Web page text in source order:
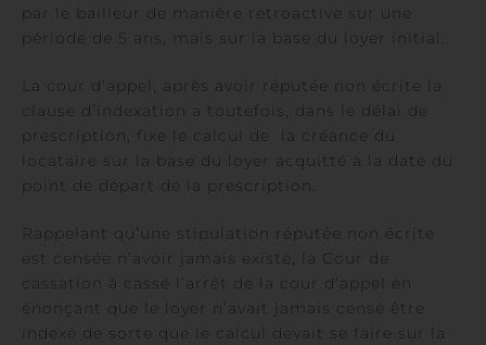
par le bailleur de manière rétroactive sur une
période de 5 ans, mais sur la base du loyer initial.
La cour d’appel, après avoir réputée non écrite la
clause d’indexation a toutefois, dans le délai de
prescription, fixe le calcul de la créance du
locataire sur la base du loyer acquitté à la date du
point de départ de la prescription.
Rappelant qu’une stipulation réputée non écrite
est censée n’avoir jamais existé, la Cour de
cassation à cassé l’arrêt de la cour d’appel en
énonçant que le loyer n’avait jamais censé être
indexé de sorte que le calcul devait se faire sur la